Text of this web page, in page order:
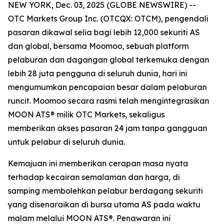
NEW YORK, Dec. 03, 2025 (GLOBE NEWSWIRE) --
OTC Markets Group Inc. (OTCQX: OTCM), pengendali
pasaran dikawal selia bagi lebih 12,000 sekuriti AS
dan global, bersama Moomoo, sebuah platform
pelaburan dan dagangan global terkemuka dengan
lebih 28 juta pengguna di seluruh dunia, hari ini
mengumumkan pencapaian besar dalam pelaburan
runcit. Moomoo secara rasmi telah mengintegrasikan
MOON ATS® milik OTC Markets, sekaligus
memberikan akses pasaran 24 jam tanpa gangguan
untuk pelabur di seluruh dunia.
Kemajuan ini memberikan cerapan masa nyata
terhadap kecairan semalaman dan harga, di
samping membolehkan pelabur berdagang sekuriti
yang disenaraikan di bursa utama AS pada waktu
malam melalui MOON ATS®. Penawaran ini